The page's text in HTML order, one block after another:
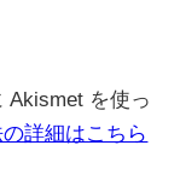
Akismet を使っ
詳細はこちら